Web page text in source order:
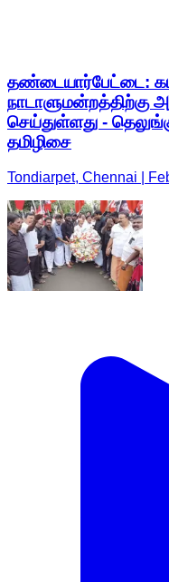
தண்டையார்பேட்டை:
நாடாளுமன்றத்திற்கு
செய்துள்ளது -
தமிழிசை
Tondiarpet, Chennai |